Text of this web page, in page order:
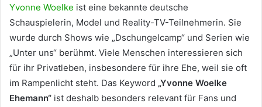
Yvonne Woelke ist eine bekannte deutsche
Schauspielerin, Model und Reality-TV-Teilnehmerin. Sie
wurde durch Shows wie „Dschungelcamp“ und Serien wie
„Unter uns“ berühmt. Viele Menschen interessieren sich
für ihr Privatleben, insbesondere für ihre Ehe, weil sie oft
im Rampenlicht steht. Das Keyword „Yvonne Woelke
Ehemann“ ist deshalb besonders relevant für Fans und